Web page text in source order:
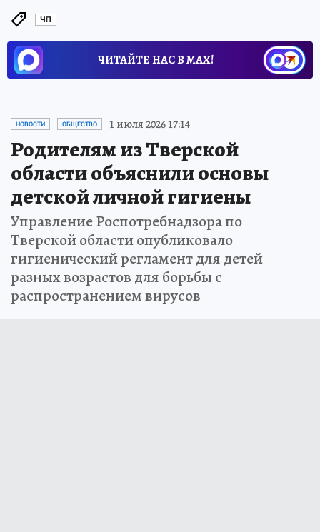
ЧП
ЧИТАЙТЕ НАС В МАХ!
НОВОСТИ ОБЩЕСТВО 1 июля 2026 17:14
Родителям из Тверской
области объяснили основы
детской личной гигиены
Управление Роспотребнадзора по
Тверской области опубликовало
гигиенический регламент для детей
разных возрастов для борьбы с
распространением вирусов